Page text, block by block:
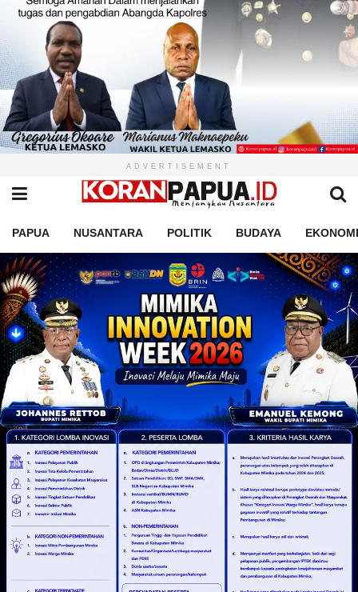
ADVERTISEMENT
PAPUA NUSANTARA POLITIK BUDAYA EKONOMI